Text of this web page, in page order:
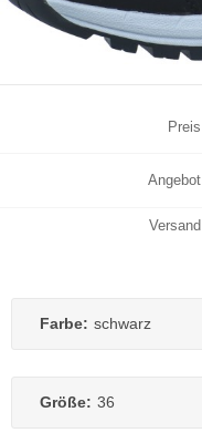
Preis
Angebot
Versand
Farbe: schwarz
Größe: 36